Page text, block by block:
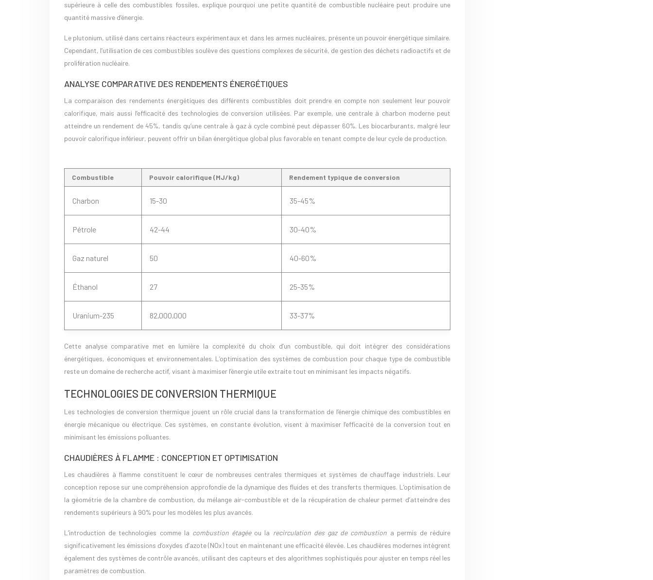
supérieure à celle des combustibles fossiles, explique pourquoi une petite quantité de combustible nucléaire peut produire une
quantité massive d’énergie.
Le plutonium, utilisé dans certains réacteurs expérimentaux et dans les armes nucléaires, présente un pouvoir énergétique similaire.
Cependant, l’utilisation de ces combustibles soulève des questions complexes de sécurité, de gestion des déchets radioactifs et de
prolifération nucléaire.
ANALYSE COMPARATIVE DES RENDEMENTS ÉNERGÉTIQUES
La comparaison des rendements énergétiques des différents combustibles doit prendre en compte non seulement leur pouvoir
calorifique, mais aussi l’efficacité des technologies de conversion utilisées. Par exemple, une centrale à charbon moderne peut
atteindre un rendement de 45%, tandis qu’une centrale à gaz à cycle combiné peut dépasser 60%. Les biocarburants, malgré leur
pouvoir calorifique inférieur, peuvent offrir un bilan énergétique global plus favorable en tenant compte de leur cycle de production.
Combustible Pouvoir calorifique (MJ/kg) Rendement typique de conversion
Charbon 15-30 35-45%
Pétrole 42-44 30-40%
Gaz naturel 50 40-60%
Éthanol 27 25-35%
Uranium-235 82,000,000 33-37%
Cette analyse comparative met en lumière la complexité du choix d’un combustible, qui doit intégrer des considérations
énergétiques, économiques et environnementales. L’optimisation des systèmes de combustion pour chaque type de combustible
reste un domaine de recherche actif, visant à maximiser l’énergie utile extraite tout en minimisant les impacts négatifs.
TECHNOLOGIES DE CONVERSION THERMIQUE
Les technologies de conversion thermique jouent un rôle crucial dans la transformation de l’énergie chimique des combustibles en
énergie mécanique ou électrique. Ces systèmes, en constante évolution, visent à maximiser l’efficacité de la conversion tout en
minimisant les émissions polluantes.
CHAUDIÈRES À FLAMME : CONCEPTION ET OPTIMISATION
Les chaudières à flamme constituent le cœur de nombreuses centrales thermiques et systèmes de chauffage industriels. Leur
conception repose sur une compréhension approfondie de la dynamique des fluides et des transferts thermiques. L’optimisation de
la géométrie de la chambre de combustion, du mélange air-combustible et de la récupération de chaleur permet d’atteindre des
rendements supérieurs à 90% pour les modèles les plus avancés.
L’introduction de technologies comme la combustion étagée ou la recirculation des gaz de combustion a permis de réduire
significativement les émissions d’oxydes d’azote (NOx) tout en maintenant une efficacité élevée. Les chaudières modernes intègrent
également des systèmes de contrôle avancés, utilisant des capteurs et des algorithmes sophistiqués pour ajuster en temps réel les
paramètres de combustion.